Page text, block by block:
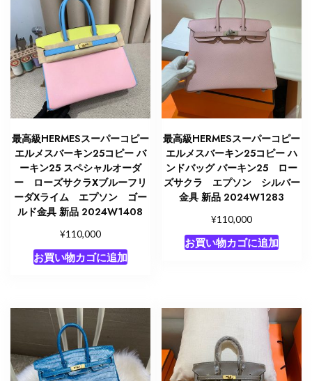
2024W1062
個
最高級HERMESスーパーコピー
エルメスバーキン25コピー バ
ーキン25 スペシャルオーダ
ー ローズサクラXブルーフリ
ーダXライム エプソン ゴー
ルド金具 新品 2024W1408
¥110,000
お買い物カゴに追加
最高級HERMESスーパーコピー
エルメスバーキン25コピー ハ
ンドバッグ バーキン25 ロー
ズサクラ エプソン シルバー
金具 新品 2024W1283
¥110,000
お買い物カゴに追加